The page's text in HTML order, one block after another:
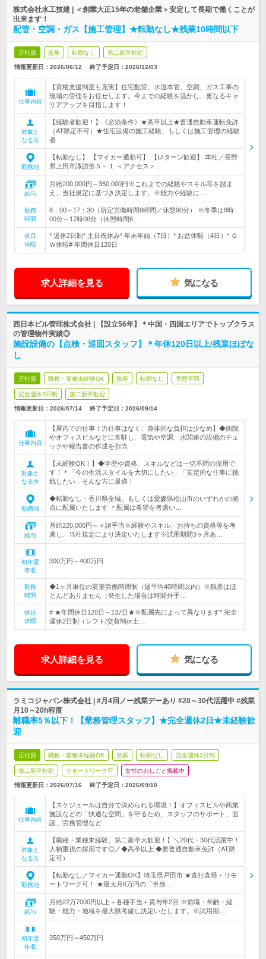
株式会社水工技建 | ＜創業大正15年の老舗企業＞安定して長期で働くことが
出来ます！
配管・空調・ガス【施工管理】★転勤なし★残業10時間以下
正社員 急募 転勤なし 第二新卒歓迎
情報更新日：2026/06/12 終了予定日： 2026/12/03
仕事内容
【資格支援制度も充実】住宅配管、水道本管、空調、ガス工事の
現場の管理をお任せします。今までの経験を活かし、更なるキャ
リアアップを目指します！
対象と
なる方
【経験者歓迎！】《必須条件》★高卒以上★普通自動車運転免許
（AT限定不可）★住宅設備の施工経験、もしくは施工管理の経験
者
勤務地
【転勤なし】 【マイカー通勤可】 【UIターン歓迎】 本社／長野
県上田市諏訪形５－１ ＜アクセス＞…
給与
月給200,000円～350,000円※これまでの経験やスキル等を踏ま
え、当社規定に基づき決定します。※能力や経験に…
勤務
時間
8：00～17：30（所定労働時間8時間／休憩90分） ※冬季は8時
00分～17時00分（休憩時間6…
休日
休暇
* 週休2日制* 土日祝休み* 年末年始（7日）* お盆休暇（4日）* Ｇ
Ｗ休暇# 年間休日120日
求人詳細を見る 気になる
西日本ビル管理株式会社 | 【設立56年】＊中国・四国エリアでトップクラス
の管理物件実績◎
施設設備の【点検・巡回スタッフ】＊年休120日以上/残業ほぼな
し
正社員 職種・業種未経験OK 急募 転勤なし 学歴不問
完全週休2日制 第二新卒歓迎
情報更新日：2026/07/14 終了予定日： 2026/09/14
仕事内容
【屋内での仕事！力仕事はなく、身体的な負担は少なめ】◆病院
やオフィスビルなどに常駐し、電気や空調、水関連の設備のチェ
ックや報告書の作成を担当
対象と
なる方
【未経験OK！】◆学歴や資格、スキルなどは一切不問の採用で
す！＊「今の生活スタイルを大切にしたい」「安定的な仕事に挑
戦したい」そんな方に最適！
勤務地
◆転勤なし・香川県全域、もしくは愛媛県松山市のいずれかの拠
点に配属いたします ＊配属は希望を考慮い…
給与
月給220,000円～＋諸手当※経験やスキル、お持ちの資格等を考
慮し、当社規定により決定いたします※試用期間3ヶ月あ…
初年度
年収
300万円～400万円
勤務
時間
◆1ヶ月単位の変形労働時間制（週平均40時間以内）※残業はほ
とんどありません（発生した場合は時間外手…
休日
休暇
# ★年間休日120日～137日★※配属先によって異なります* 完全
週休2日制（シフト/交替制or土…
求人詳細を見る 気になる
ラミコジャパン株式会社 | #月4回ノー残業デーあり #20～30代活躍中 #残業
月10～20h程度
離職率5％以下！【業務管理スタッフ】★完全週休2日★未経験歓
迎
正社員 職種・業種未経験OK 急募 転勤なし 完全週休2日制
第二新卒歓迎 リモートワーク可 女性のおしごと掲載中
情報更新日：2026/07/16 終了予定日： 2026/09/10
仕事内容
【スケジュールは自分で決められる環境！】オフィスビルや商業
施設などの「快適な空間」を守るため、スタッフのサポート、面
談、労務管理など
対象と
なる方
【職種・業種未経験、第二新卒大歓迎！】＼20代・30代活躍中！
人柄重視の採用です◎／◆高卒以上 ◆要普通自動車免許（AT限
定可）
勤務地
【転勤なし／マイカー通勤OK】埼玉県戸田市 ★直行直帰・リモ
ートワーク可！ ★最大月6万円の「単身…
給与
月給22万7000円以上＋各種手当＋賞与年2回 ※前職・年齢・経
験・能力・地域を最大限考慮し決定いたします。※試用期…
初年度
年収
350万円～450万円